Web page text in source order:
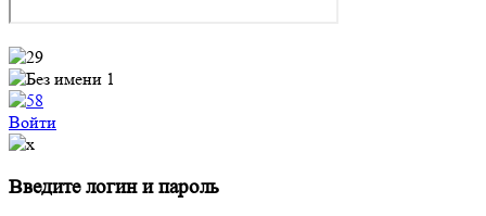
Войти
Введите логин и пароль